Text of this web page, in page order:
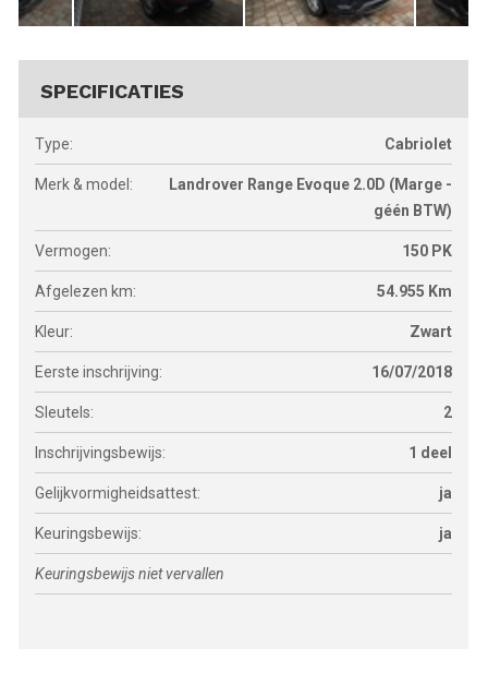
SPECIFICATIES
Type: Cabriolet
Merk & model:
Landrover Range Evoque 2.0D (Marge -
géén BTW)
Vermogen: 150 PK
Afgelezen km: 54.955 Km
Kleur: Zwart
Eerste inschrijving: 16/07/2018
Sleutels: 2
Inschrijvingsbewijs: 1 deel
Gelijkvormigheidsattest: ja
Keuringsbewijs: ja
Keuringsbewijs niet vervallen